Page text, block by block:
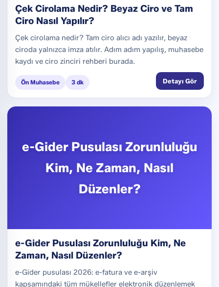
Çek Cirolama Nedir? Beyaz Ciro ve Tam
Ciro Nasıl Yapılır?
Çek cirolama nedir? Tam ciro alıcı adı yazılır, beyaz
ciroda yalnızca imza atılır. Adım adım yapılış, muhasebe
kaydı ve ciro zinciri rehberi burada.
Ön Muhasebe 3 dk Detayı Gör
e-Gider Pusulası Zorunluluğu
Kim, Ne Zaman, Nasıl
Düzenler?
e-Gider Pusulası Zorunluluğu Kim, Ne
Zaman, Nasıl Düzenler?
e-Gider pusulası 2026: e-fatura ve e-arşiv
kapsamındaki tüm mükellefler elektronik düzenlemek